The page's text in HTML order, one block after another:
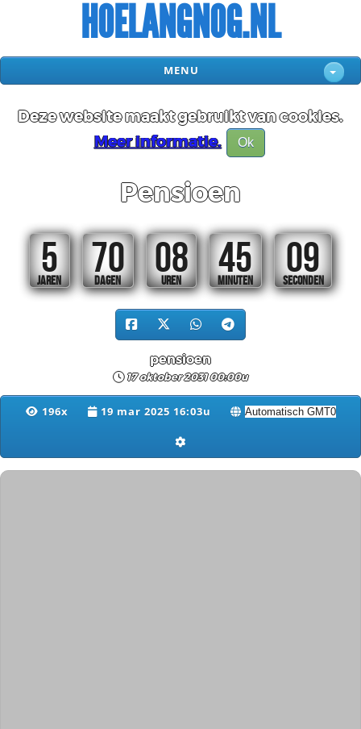
HOELANGNOG.NL
MENU
Deze website maakt gebruikt van cookies.
Meer informatie.
Ok
Pensioen
5
JAREN
70
DAGEN
08
UREN
45
MINUTEN
08
SECONDEN
pensioen
17 oktober 2031 00:00u
196x 19 mar 2025 16:03u